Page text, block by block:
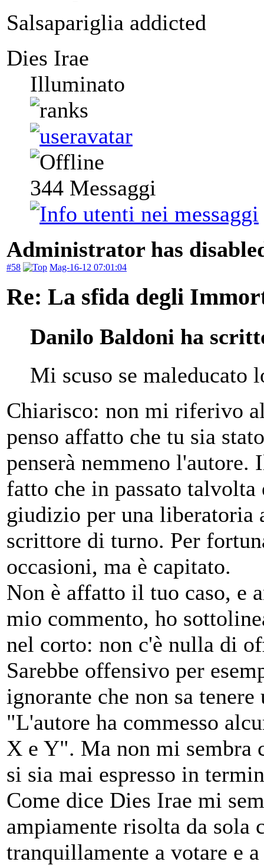
Salsapariglia addicted
Dies Irae
Illuminato
344 Messaggi
Administrator has
#58 Mag-16-12 07:01:04
Re: La sfida degli
Danilo Baldoni ha
Mi scuso se maleducato
Chiarisco: non mi riferivo
penso affatto che tu sia
penserà nemmeno
fatto che in passato
giudizio per una liberatoria
scrittore di turno. Per
occasioni, ma è capitato.
Non è affatto il tuo caso, e
mio commento, ho
nel corto: non c'è nulla di
Sarebbe offensivo per
ignorante che non sa
"L'autore ha commesso
X e Y". Ma non mi sembra
si sia mai espresso in
Come dice Dies Irae mi
ampiamente risolta da sola
tranquillamente a votare e